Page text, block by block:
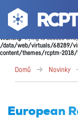
Warning: Trying to access
/data/web/virtuals/68289/
content/themes/rcptm-2018/
Domů Novinky
European